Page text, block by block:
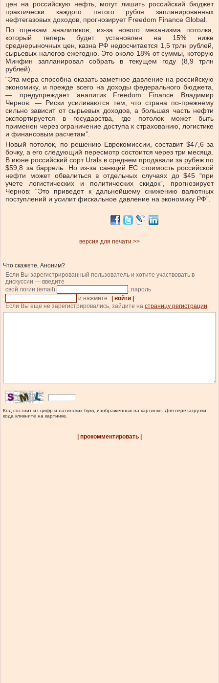
цен на российскую нефть, могут лишить российский бюджет
практически каждого пятого рубля запланированных
нефтегазовых доходов, прогнозирует Freedom Finance Global.
По оценкам аналитиков, из-за нового механизма потолка,
который теперь будет установлен на 15% ниже
среднерыночных цен, казна РФ недосчитается 1,5 трлн рублей,
сырьевых налогов ежегодно. Это около 18% от суммы, которую
Минфин запланировал собрать в текущем году (8,9 трлн
рублей).
“Эта мера способна оказать заметное давление на российскую
экономику, и прежде всего на доходы федерального бюджета,
— предупреждает аналитик Freedom Finance Владимир
Чернов. — Риски усиливаются тем, что страна по-прежнему
сильно зависит от сырьевых доходов, а большая часть нефти
экспортируется в государства, где потолок может быть
применен через ограничение доступа к страхованию, логистике
и финансовым расчетам”.
Новый потолок, по решению Еврокомиссии, составит $47,6 за
бочку, а его следующий пересмотр состоится через три месяца.
В июне российский сорт Urals в среднем продавали за рубеж по
$59,8 за баррель. Но из-за санкций ЕС стоимость российской
нефти может обвалиться в отдельных случаях до $45 “при
учете логистических и политических скидок”, прогнозирует
Чернов: “Это приведет к дальнейшему снижению валютных
поступлений и усилит фискальное давление на экономику РФ”.
версия для печати >>
Что скажете, Аноним?
Если Вы зарегистрированный пользователь и хотите участвовать в
дискуссии — введите
свой логин (email)
, пароль
и нажмите
| войти |
.
Если Вы еще не зарегистрировались, зайдите на страницу регистрации.
Код состоит из цифр и латинских букв, изображенных на картинке. Для перезагрузки
кода кликните на картинке.
| прокомментировать |